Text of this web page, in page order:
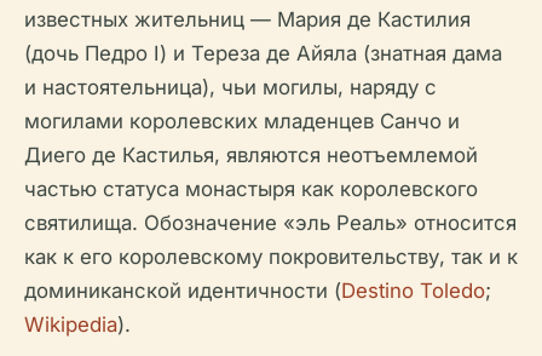
известных жительниц — Мария де Кастилия
(дочь Педро I) и Тереза де Айяла (знатная дама
и настоятельница), чьи могилы, наряду с
могилами королевских младенцев Санчо и
Диего де Кастилья, являются неотъемлемой
частью статуса монастыря как королевского
святилища. Обозначение «эль Реаль» относится
как к его королевскому покровительству, так и к
доминиканской идентичности (Destino Toledo;
Wikipedia).